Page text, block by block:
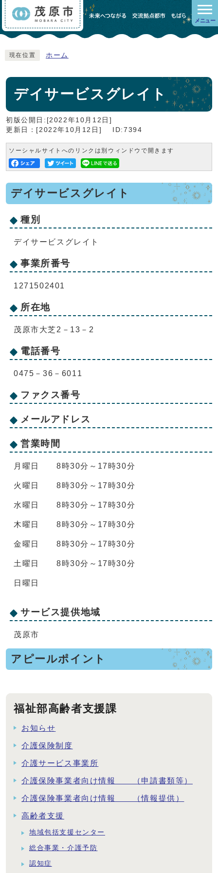
メニュー
現在位置 ホーム
デイサービスグレイト
初版公開日:[2022年10月12日]
更新日：[2022年10月12日]
ID:7394
ソーシャルサイトへのリンクは別ウィンドウで開きます
デイサービスグレイト
種別
デイサービスグレイト
事業所番号
1271502401
所在地
茂原市大芝2－13－2
電話番号
0475－36－6011
ファクス番号
メールアドレス
営業時間
月曜日 8時30分～17時30分
火曜日 8時30分～17時30分
水曜日 8時30分～17時30分
木曜日 8時30分～17時30分
金曜日 8時30分～17時30分
土曜日 8時30分～17時30分
日曜日
サービス提供地域
茂原市
アピールポイント
福祉部高齢者支援課
お知らせ
介護保険制度
介護サービス事業所
介護保険事業者向け情報 （申請書類等）
介護保険事業者向け情報 （情報提供）
高齢者支援
地域包括支援センター
総合事業・介護予防
認知症